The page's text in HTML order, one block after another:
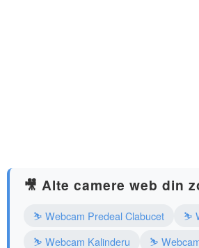
🎥 Alte camere web din
⛷️ Webcam Predeal Clabucet
⛷️
⛷️ Webcam Kalinderu
⛷️